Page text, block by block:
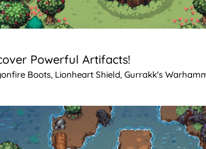
Powerful Artifacts!
Boots, Lionheart Shield, Gurrakk's